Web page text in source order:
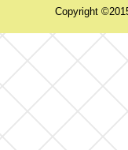
Copyright